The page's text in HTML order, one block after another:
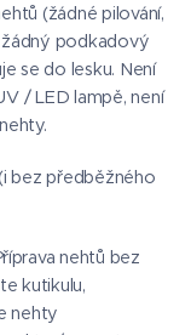
(žádné pilování,
podkadový
se do lesku. Není
/ LED lampě, není
bez předběžného
nehtů bez
kutikulu,
nehty